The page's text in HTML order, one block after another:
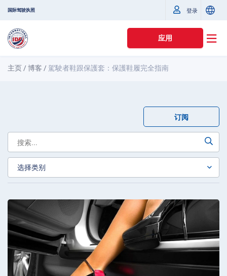
国际驾驶执照 登录
应用
主页 /博客 / 駕駛者鞋跟保護套：保護鞋履完全指南
订阅